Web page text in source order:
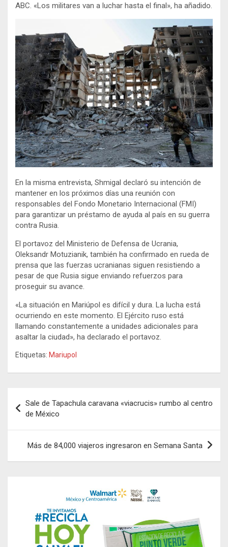
ABC. «Los militares van a luchar hasta el final», ha añadido.
En la misma entrevista, Shmigal declaró su intención de
mantener en los próximos días una reunión con
responsables del Fondo Monetario Internacional (FMI)
para garantizar un préstamo de ayuda al país en su guerra
contra Rusia.
El portavoz del Ministerio de Defensa de Ucrania,
Oleksandr Motuzianik, también ha confirmado en rueda de
prensa que las fuerzas ucranianas siguen resistiendo a
pesar de que Rusia sigue enviando refuerzos para
proseguir su avance.
«La situación en Mariúpol es difícil y dura. La lucha está
ocurriendo en este momento. El Ejército ruso está
llamando constantemente a unidades adicionales para
asaltar la ciudad», ha declarado el portavoz.
Etiquetas: Mariupol
de
entradas
Sale de Tapachula caravana «viacrucis» rumbo al centro
de México
Más de 84,000 viajeros ingresaron en Semana Santa